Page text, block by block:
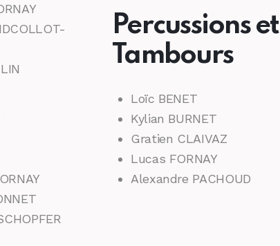
Percussions et
Tambours
Loïc BENET
Kylian BURNET
Gratien CLAIVAZ
Lucas FORNAY
Alexandre PACHOUD